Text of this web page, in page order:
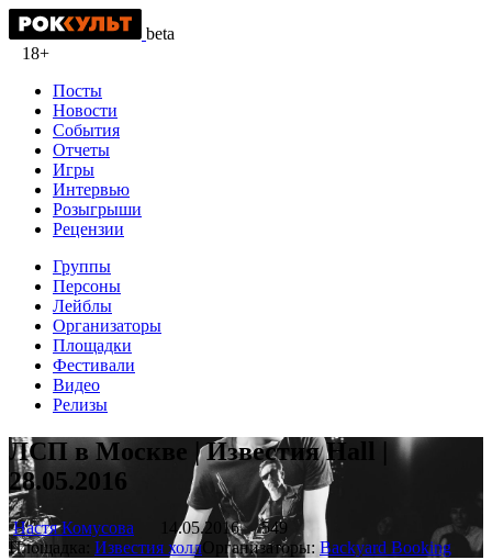
beta
18+
Посты
Новости
События
Отчеты
Игры
Интервью
Розыгрыши
Рецензии
Группы
Персоны
Лейблы
Организаторы
Площадки
Фестивали
Видео
Релизы
ЛСП в Москве | Известия Hall |
28.05.2016
Настя Комусова 14.05.2016
549
Площадка: Известия холл Организаторы: Backyard Booking